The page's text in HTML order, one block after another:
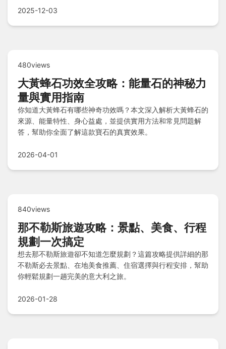
問。
2025-12-03
480views
大黃蜂石功效全攻略：能量石的神秘力
量與實用指南
你知道大黃蜂石有哪些神奇功效嗎？本文深入解析大黃蜂石的
來源、能量特性、身心益處，並提供實用方法和常見問題解
答，幫助你全面了解這款寶石的真實效果。
2026-04-01
840views
那不勒斯旅遊攻略：景點、美食、行程
規劃一次搞定
想去那不勒斯旅遊卻不知道怎麼規劃？這篇攻略提供詳細的那
不勒斯必去景點、在地美食推薦、住宿選擇與行程安排，幫助
你輕鬆規劃一趟完美的意大利之旅。
2026-01-28